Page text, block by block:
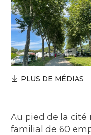
PLUS DE MÉDIAS
Au pied de la cité
familial de 60